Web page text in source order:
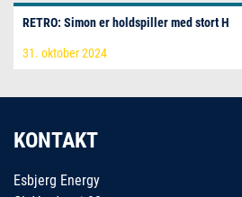
RETRO: Simon er holdspiller med stort H
31. oktober 2024
KONTAKT
Esbjerg Energy